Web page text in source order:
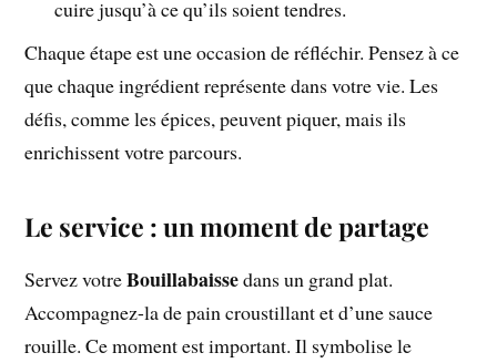
cuire jusqu’à ce qu’ils soient tendres.
Chaque étape est une occasion de réfléchir. Pensez à ce
que chaque ingrédient représente dans votre vie. Les
défis, comme les épices, peuvent piquer, mais ils
enrichissent votre parcours.
Le service : un moment de partage
Servez votreBouillabaissedans un grand plat.
Accompagnez-la de pain croustillant et d’une sauce
rouille. Ce moment est important. Il symbolise le